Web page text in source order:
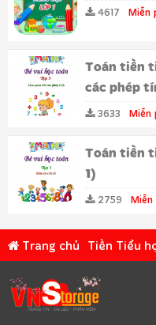
4617 Miễn
Toán tiền
các phép
3633 Miễn
Toán tiền
1)
2759 Miễn
Trang chủ Tiền Tiểu